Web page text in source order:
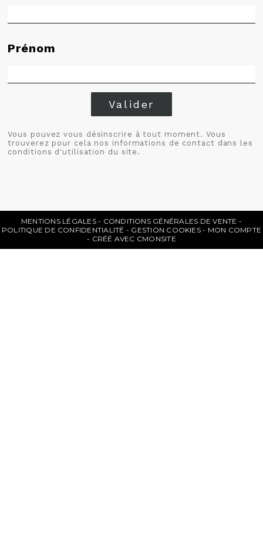
Prénom
Valider
Vous pouvez vous désinscrire à tout moment. Vous
trouverez pour cela nos informations de contact dans les
conditions d'utilisation du site.
MENTIONS LÉGALES
CONDITIONS GÉNÉRALES DE VENTE
POLITIQUE DE CONFIDENTIALITÉ
GESTION COOKIES
MON COMPTE
CRÉÉ AVEC CMONSITE